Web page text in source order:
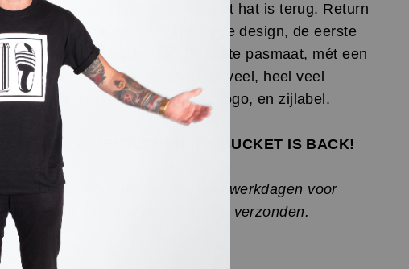
De klassieke Elitepauper bucket hat is terug. Return
of the legend, en hoe. Het oude design, de eerste
generatie, de juiste stof, de juiste pasmaat, mét een
ritsje is terug én verbeterd. Na veel, heel veel
verzoek. Met een geborduurd logo, en zijlabel.
LADIES & GENTLEMEN: DE BUCKET IS BACK!
Vanaf heden worden orders op werkdagen voor
15:00 besteld nog dezelfde dag verzonden.
MAATBUCKET